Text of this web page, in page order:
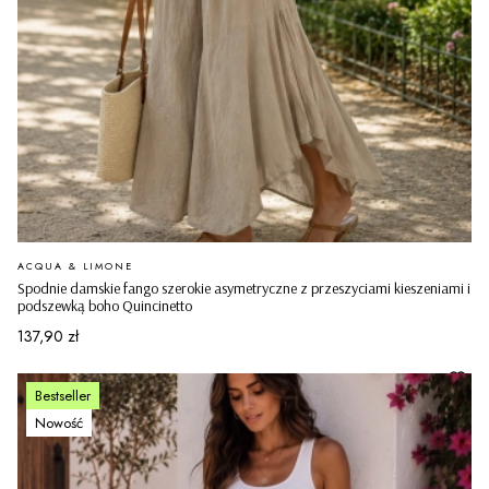
Spodnie damskie fango szerokie asymetryczne z przeszyciami kieszeniami i
podszewką boho Quincinetto
PRODUCENT
ACQUA & LIMONE
Cena
137,90 zł
Bestseller
Nowość